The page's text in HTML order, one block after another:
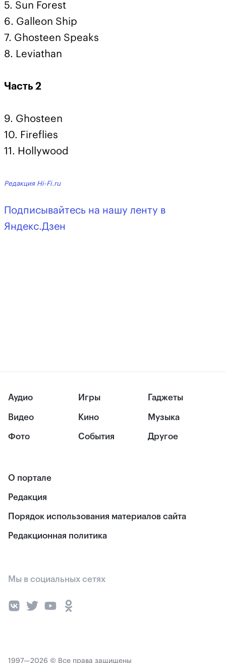
5. Sun Forest
6. Galleon Ship
7. Ghosteen Speaks
8. Leviathan
Часть 2
9. Ghosteen
10. Fireflies
11. Hollywood
Редакция Hi-Fi.ru
Подписывайтесь на нашу ленту в
Яндекс.Дзен
Аудио
Видео
Фото
Игры
Кино
События
Гаджеты
Музыка
Другое
О портале
Редакция
Порядок использования материалов сайта
Редакционная политика
Мы в социальных сетях
1997—2026 © Все права защищены